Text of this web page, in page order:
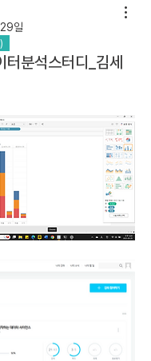
일
분석스터디_김세